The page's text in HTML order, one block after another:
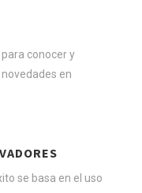
conocer y
en
se basa en el uso